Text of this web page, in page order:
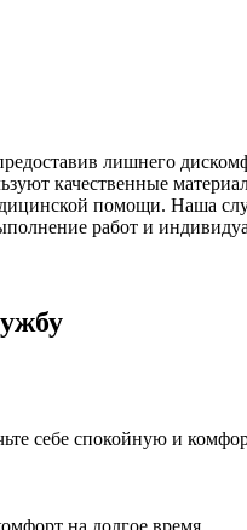
лишнего
качественные
помощи. Наша
работ и
себе спокойную и
на долгое время